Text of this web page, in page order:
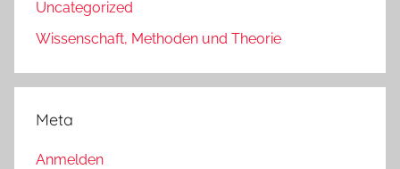
Uncategorized
Wissenschaft, Methoden und Theorie
Meta
Anmelden